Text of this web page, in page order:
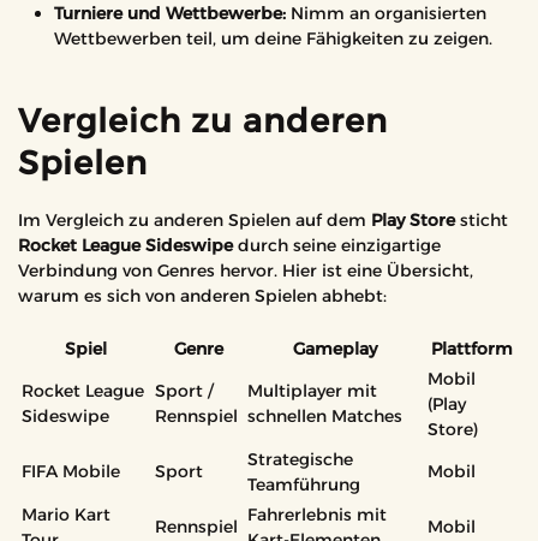
Turniere und Wettbewerbe: Nimm an organisierten
Wettbewerben teil, um deine Fähigkeiten zu zeigen.
Vergleich zu anderen
Spielen
Im Vergleich zu anderen Spielen auf dem Play Storesticht
Rocket League Sideswipedurch seine einzigartige
Verbindung von Genres hervor. Hier ist eine Übersicht,
warum es sich von anderen Spielen abhebt:
Spiel Genre Gameplay
Plattform
Rocket League
Sideswipe
Sport /
Rennspiel
Multiplayer mit
schnellen Matches
Mobil
(Play
Store)
FIFA Mobile
Sport
Strategische
Teamführung
Mobil
Mario Kart
Rennspiel
Fahrerlebnis mit
Mobil